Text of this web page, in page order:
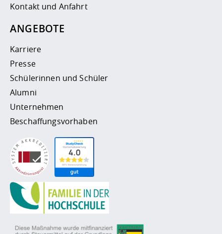
Kontakt und Anfahrt
ANGEBOTE
Karriere
Presse
Schülerinnen und Schüler
Alumni
Unternehmen
Beschaffungsvorhaben